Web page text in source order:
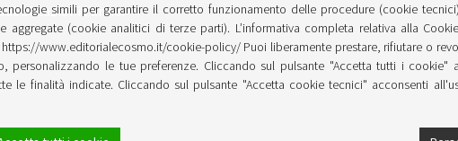
l’anno.
simili per garantire il corretto funzionamento delle procedure (cookie
aggregate (cookie analitici di terze parti). L’informativa completa relativa alla
www.editorialecosmo.it/cookie-policy/ Puoi liberamente prestare, rifiutare o
personalizzando le tue preferenze. Cliccando sul pulsante "Accetta tutti i cookie"
le finalità indicate. Cliccando sul pulsante "Accetta cookie tecnici" acconsenti